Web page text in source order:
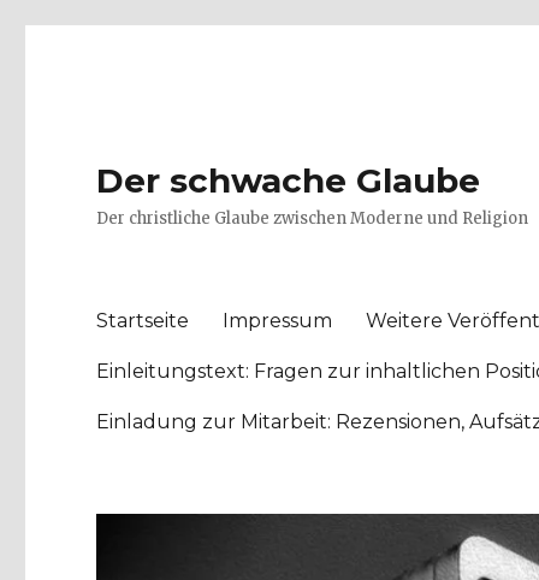
Der schwache Glaube
Der christliche Glaube zwischen Moderne und Religion
Startseite Impressum Weitere
Einleitungstext: Fragen zur inhaltlichen
Einladung zur Mitarbeit: Rezensionen,